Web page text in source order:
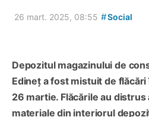
26 mart. 2025, 08:55 #Social
Depozitul magazinului de
Edineț a fost mistuit de
26 martie. Flăcările au
materiale din interiorul